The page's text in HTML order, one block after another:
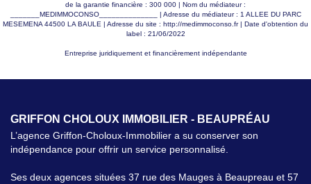
de la garantie financière : 300 000 | Nom du médiateur :
_______MEDIMMOCONSO______________ | Adresse du médiateur : 1 ALLEE DU PARC
MESEMENA 44500 LA BAULE | Adresse du site : http://medimmoconso.fr| Date d'obtention du
label : 21/06/2022
Entreprise juridiquement et financièrement indépendante
GRIFFON CHOLOUX IMMOBILIER - BEAUPRÉAU
L’agence Griffon-Choloux-Immobilier a su conserver son
indépendance pour offrir un service personnalisé.
Ses deux agences situées 37 rue des Mauges à Beaupreau et 57